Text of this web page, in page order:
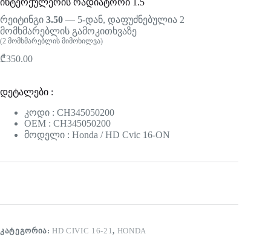
ინტერქულერის რადიატორი 1.5
რეიტინგი 3.50 — 5-დან, დაფუძნებულია 2
მომხმარებლის გამოკითხვაზე
(2 მომხმარებლის მიმოხილვა)
₾350.00
დეტალები :
კოდი : CH345050200
OEM : CH345050200
მოდელი : Honda / HD Cvic 16-ON
ᲙᲐᲢᲔᲒᲝᲠᲘᲐ:HD CIVIC 16-21, HONDA